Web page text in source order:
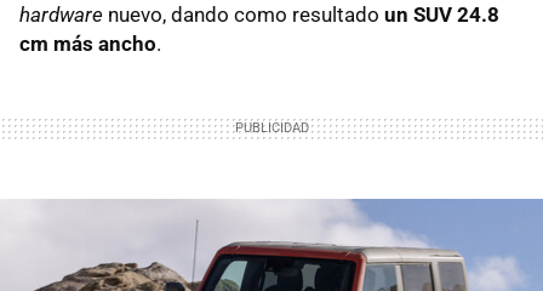
hardware nuevo, dando como resultado un SUV 24.8
cm más ancho.